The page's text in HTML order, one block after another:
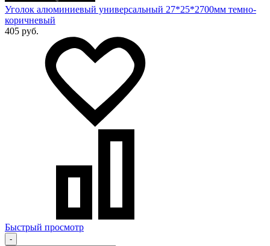
Уголок алюминиевый универсальный 27*25*2700мм темно-
коричневый
405 руб.
Быстрый просмотр
-